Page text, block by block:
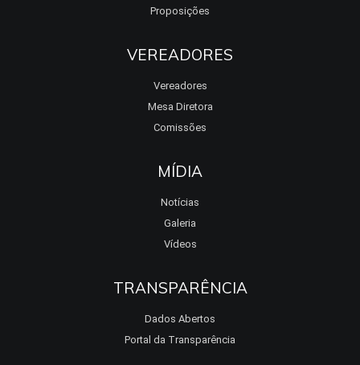
Proposições
VEREADORES
Vereadores
Mesa Diretora
Comissões
MÍDIA
Notícias
Galeria
Vídeos
TRANSPARÊNCIA
Dados Abertos
Portal da Transparência